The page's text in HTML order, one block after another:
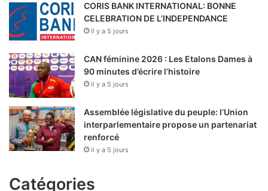
CORIS BANK INTERNATIONAL: BONNE
CELEBRATION DE L’INDEPENDANCE
il y a 5 jours
CAN féminine 2026 : Les Etalons Dames à
90 minutes d’écrire l’histoire
il y a 5 jours
Assemblée législative du peuple: l’Union
interparlementaire propose un partenariat
renforcé
il y a 5 jours
Catégories